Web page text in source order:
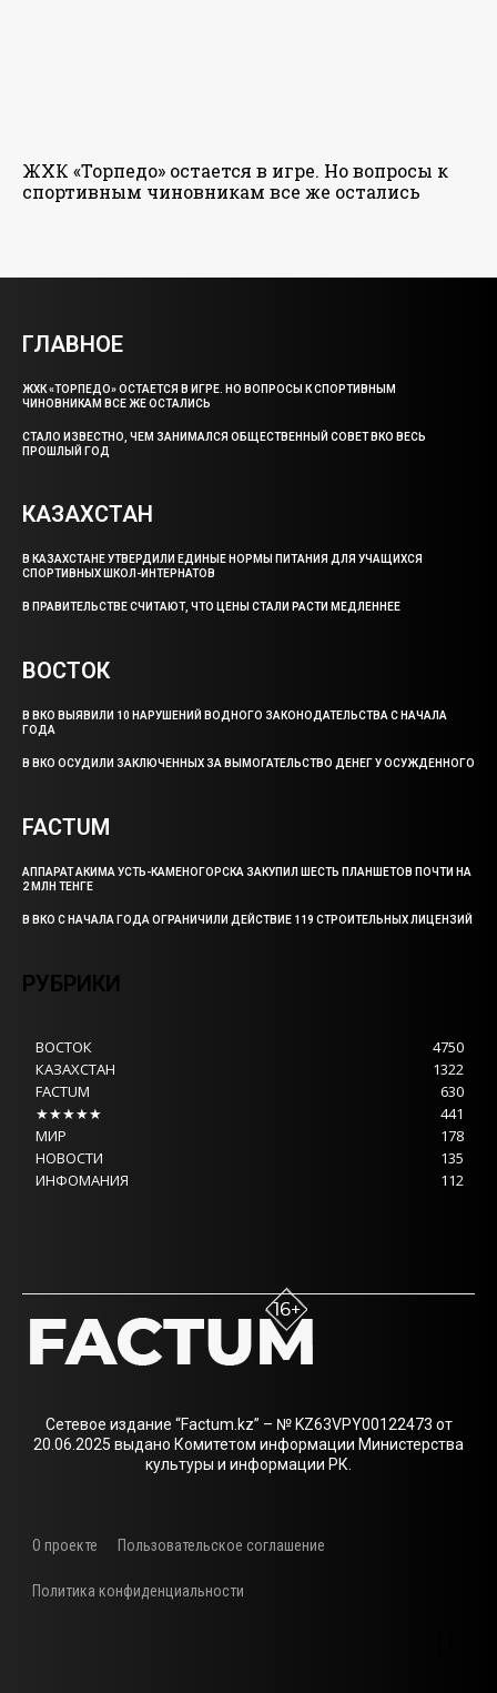
ЖХК «Торпедо» остается в игре. Но вопросы к
спортивным чиновникам все же остались
ГЛАВНОЕ
ЖХК «ТОРПЕДО» ОСТАЕТСЯ В ИГРЕ. НО ВОПРОСЫ К СПОРТИВНЫМ
ЧИНОВНИКАМ ВСЕ ЖЕ ОСТАЛИСЬ
СТАЛО ИЗВЕСТНО, ЧЕМ ЗАНИМАЛСЯ ОБЩЕСТВЕННЫЙ СОВЕТ ВКО ВЕСЬ
ПРОШЛЫЙ ГОД
КАЗАХСТАН
В КАЗАХСТАНЕ УТВЕРДИЛИ ЕДИНЫЕ НОРМЫ ПИТАНИЯ ДЛЯ УЧАЩИХСЯ
СПОРТИВНЫХ ШКОЛ-ИНТЕРНАТОВ
В ПРАВИТЕЛЬСТВЕ СЧИТАЮТ, ЧТО ЦЕНЫ СТАЛИ РАСТИ МЕДЛЕННЕЕ
ВОСТОК
В ВКО ВЫЯВИЛИ 10 НАРУШЕНИЙ ВОДНОГО ЗАКОНОДАТЕЛЬСТВА С НАЧАЛА
ГОДА
В ВКО ОСУДИЛИ ЗАКЛЮЧЕННЫХ ЗА ВЫМОГАТЕЛЬСТВО ДЕНЕГ У ОСУЖДЕННОГО
FACTUM
АППАРАТ АКИМА УСТЬ-КАМЕНОГОРСКА ЗАКУПИЛ ШЕСТЬ ПЛАНШЕТОВ ПОЧТИ НА
2 МЛН ТЕНГЕ
В ВКО С НАЧАЛА ГОДА ОГРАНИЧИЛИ ДЕЙСТВИЕ 119 СТРОИТЕЛЬНЫХ ЛИЦЕНЗИЙ
РУБРИКИ
ВОСТОК
4750
КАЗАХСТАН
1322
FACTUM
630
★★★★★
441
МИР
178
НОВОСТИ
135
ИНФОМАНИЯ
112
Сетевое издание “Factum.kz” – № KZ63VPY00122473 от
20.06.2025 выдано Комитетом информации Министерства
культуры и информации РК.
О проекте Пользовательское соглашение
Политика конфиденциальности